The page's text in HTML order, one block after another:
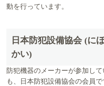
動を行っています。
日本防犯設備協会 (に
かい)
防犯機器のメーカーが参加し
も、日本防犯設備協会の会員で